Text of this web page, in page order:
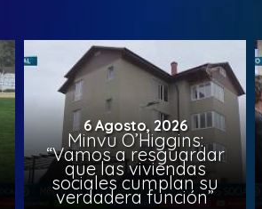
6 Agosto, 2026
Minvu O’Higgins:
“Vamos a resguardar
que las viviendas
sociales cumplan su
verdadera función”